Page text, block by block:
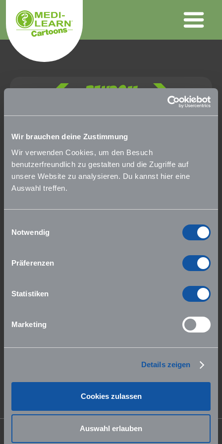
Wir brauchen deine Zustimmung
Wir verwenden Cookies, um den Besuch
benutzerfreundlich zu gestalten und die Zugriffe auf
unsere Website zu analysieren. Du kannst hier eine
Auswahl treffen.
Notwendig
Präferenzen
Statistiken
Marketing
Details zeigen
Cookies zulassen
Auswahl erlauben
Genug Kaffee